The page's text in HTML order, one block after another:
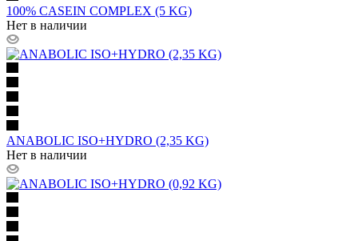
100% CASEIN COMPLEX (5 KG)
Нет в наличии
ANABOLIC ISO+HYDRO (2,35 KG)
Нет в наличии